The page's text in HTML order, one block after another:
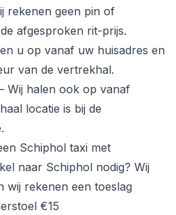
rekenen geen pin of
afgesproken rit-prijs.
u op vanaf uw huisadres en
van de vertrekhal.
Wij halen ook op vanaf
locatie is bij de
Schiphol taxi met
naar Schiphol nodig? Wij
wij rekenen een toeslag
€15